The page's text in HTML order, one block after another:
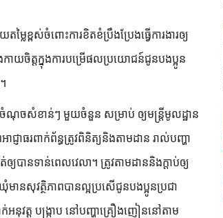
លៃខ្ពស់ចំពោះការខិតខំប្រឹងប្រែងធ្វើការងារឲ្យ
កាយចិត្តក្នុងការបម្រើផលប្រយោជន៍ជូនបងប្អូន
ងចំណុចសំខាន់ៗ មួយចំនួន សម្រាប់ ឲ្យមន្ត្រីមូលដ្ឋាន
ាជ្ញាធរពាក់ព័ន្ធត្រូវពិនិត្យនិងតាមដាន រាល់បញ្ហា
បានទាន់ពេលវេលា។ ត្រូវតាមដាននិងក្តាប់ឲ្យ
ានសុវត្ថិភាពបានល្អប្រសើជូនបងប្អូនប្រជា
អនុវត្ត បង្ក្រាប នៅបញ្ហាគ្រឿងញៀននៅតាម